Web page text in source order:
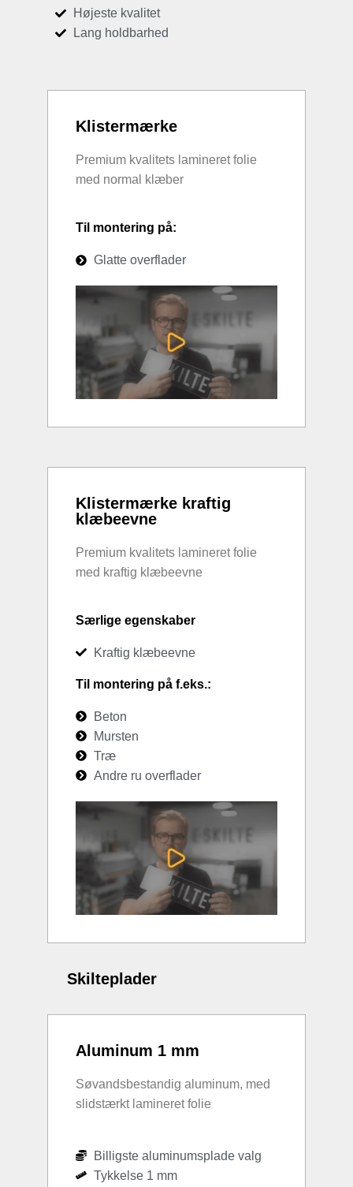
Højeste kvalitet
Lang holdbarhed
Klistermærke
Premium kvalitets lamineret folie
med normal klæber
Til montering på:
Glatte overflader
Klistermærke kraftig
klæbeevne
Premium kvalitets lamineret folie
med kraftig klæbeevne
Særlige egenskaber
Kraftig klæbeevne
Til montering på f.eks.:
Beton
Mursten
Træ
Andre ru overflader
Skilteplader
Aluminum 1 mm
Søvandsbestandig aluminum, med
slidstærkt lamineret folie
Billigste aluminumsplade valg
Tykkelse 1 mm